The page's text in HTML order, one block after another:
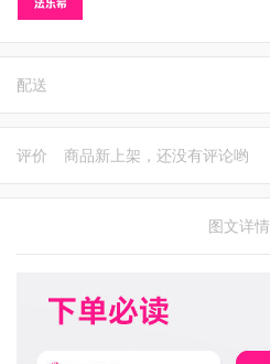
配送
评价 商品新上架，还没有评论哟
图文详情